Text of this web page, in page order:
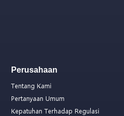
Perusahaan
Tentang Kami
Pertanyaan Umum
Kepatuhan Terhadap Regulasi